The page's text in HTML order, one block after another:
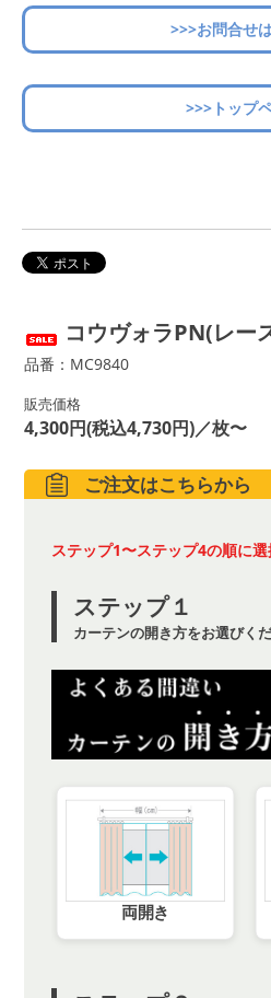
>>>お問合せ
>>>トップ
コウヴォラPN(レー
品番：MC9840
販売価格
4,300円(税込4,730円)／枚〜
ご注文はこちらから
ステップ1〜ステップ4の順に選
ステップ１
カーテンの開き方をお選びく
両開き